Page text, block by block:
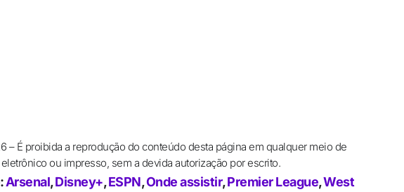
– É proibida a reprodução do conteúdo desta página em qualquer meio de
ou impresso, sem a devida autorização por escrito.
Arsenal,Disney+,ESPN,Onde assistir,Premier League,West